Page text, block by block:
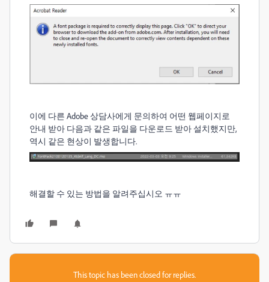
이에 다른 Adobe 상담사에게 문의하여 어떤 웹페이지로
안내 받아 다음과 같은 파일을 다운로드 받아 설치했지만,
역시 같은 현상이 발생합니다.
해결할 수 있는 방법을 알려주십시오 ㅠㅠ
This topic has been closed for replies.